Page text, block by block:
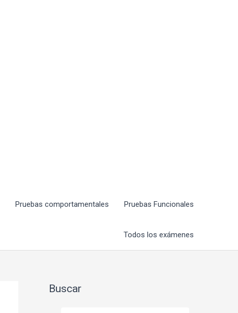
Pruebas comportamentales Pruebas Funcionales
Todos los exámenes
Buscar